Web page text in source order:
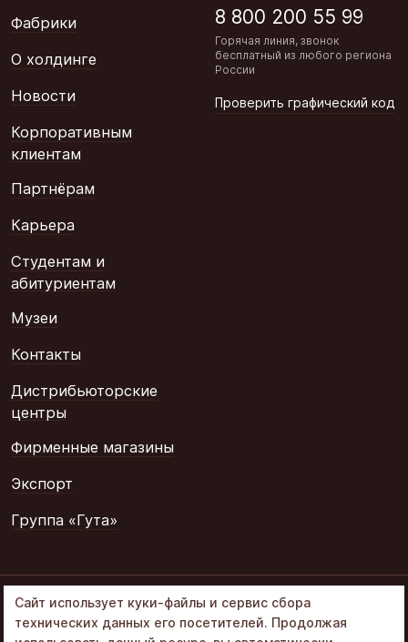
Фабрики
О холдинге
Новости
Корпоративным
клиентам
Партнёрам
Карьера
Студентам и
абитуриентам
Музеи
Контакты
Дистрибьюторские
центры
Фирменные магазины
Экспорт
Группа «Гута»
8 800 200 55 99
Горячая линия, звонок
бесплатный из любого региона
России
Проверить графический код
© 2002–2026
кондитеры» в составе
Сайт использует куки-файлы и сервис сбора
технических данных его посетителей. Продолжая